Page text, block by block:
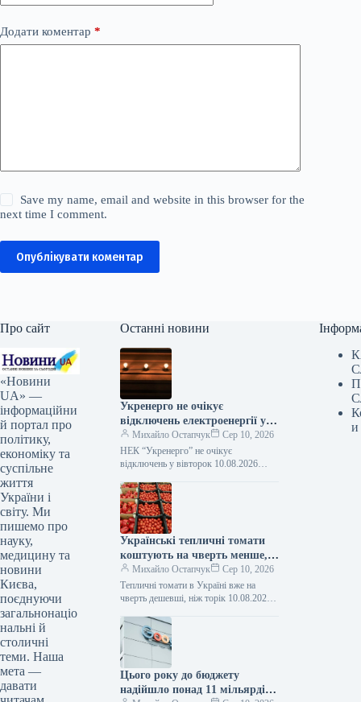
Додати коментар *
Save my name, email and website in this browser for the
next time I comment.
Опублікувати коментар
Про сайт
«Новини
UA» —
інформаційни
й портал про
політику,
економіку та
суспільне
життя
України і
світу. Ми
пишемо про
науку,
медицину та
новини
Києва,
поєднуючи
загальнонаціо
нальні й
столичні
теми. Наша
мета —
давати
Останні новини
Укренерго не очікує
відключень електроенергії у
вівторок
Михайло Остапчук
Сер 10, 2026
НЕК “Укренерго” не очікує
відключень у вівторок 10.08.2026
серпня, в Україні не передбачаються
обмеження у…
Українські тепличні томати
коштують на чверть менше,
ніж минулого року.
Михайло Остапчук
Сер 10, 2026
Тепличні томати в Україні вже на
чверть дешевші, ніж торік 10.08.2026
ринку тепличні томати реалізують за…
Цього року до бюджету
надійшло понад 11 мільярдів
и